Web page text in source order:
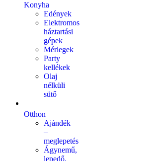
Konyha
Edények
Elektromos
háztartási
gépek
Mérlegek
Party
kellékek
Olaj
nélküli
sütő
Otthon
Ajándék
–
meglepetés
Ágynemű,
lepedő,